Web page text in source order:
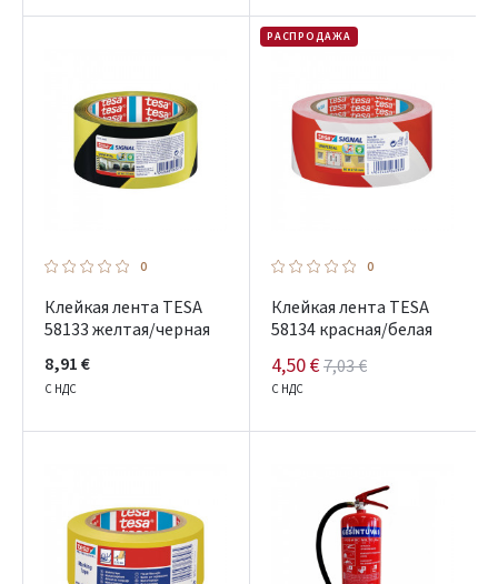
0
Клейкая лента TESA
58133 желтая/черная
8,91 €
С НДС
РАСПРОДАЖА
0
Клейкая лента TESA
58134 красная/белая
4,50 €7,03 €
С НДС